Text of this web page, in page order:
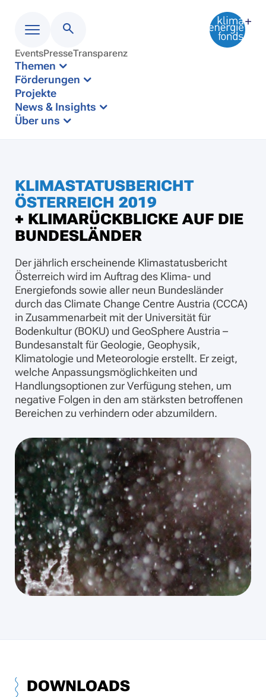
Menü
EventsPresseTransparenz
Themen
Förderungen
Projekte
News & Insights
Über uns
KLIMASTATUSBERICHT
ÖSTERREICH 2019
+ KLIMARÜCKBLICKE AUF DIE
BUNDESLÄNDER
Der jährlich erscheinende Klimastatusbericht
Österreich wird im Auftrag des Klima- und
Energiefonds sowie aller neun Bundesländer
durch das Climate Change Centre Austria (CCCA)
in Zusammenarbeit mit der Universität für
Bodenkultur (BOKU) und GeoSphere Austria –
Bundesanstalt für Geologie, Geophysik,
Klimatologie und Meteorologie erstellt. Er zeigt,
welche Anpassungsmöglichkeiten und
Handlungsoptionen zur Verfügung stehen, um
negative Folgen in den am stärksten betroffenen
Bereichen zu verhindern oder abzumildern.
DOWNLOADS